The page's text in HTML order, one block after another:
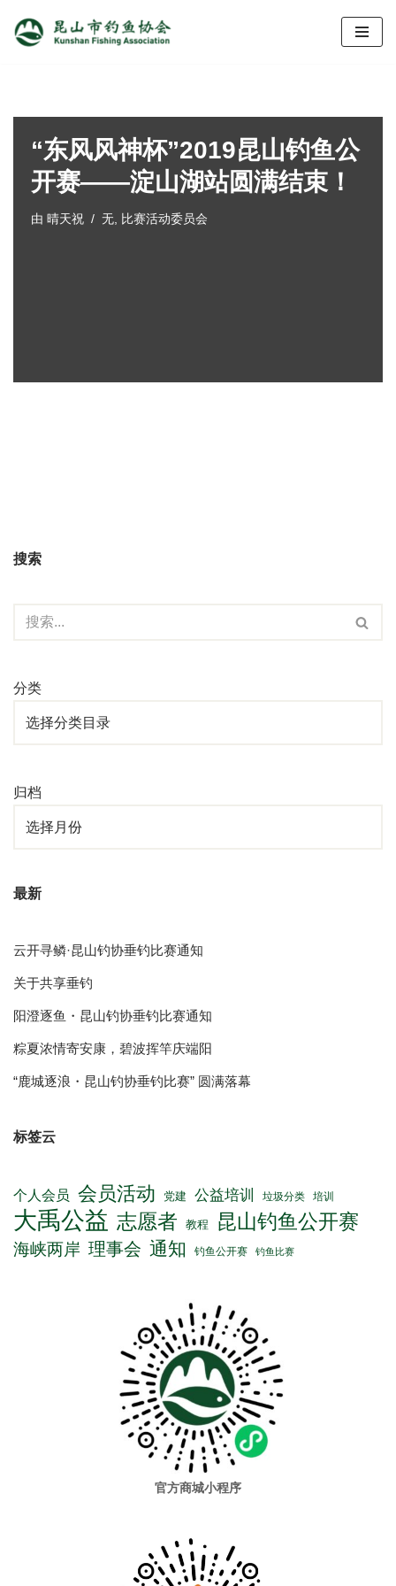
跳
文
“东风风神杯”2019昆山钓鱼公
开赛——淀山湖站圆满结束！
由 晴天祝 无 比赛活动委员会
搜索
分类
归档
最新
云开寻鳞·昆山钓协垂钓比赛通知
关于共享垂钓
阳澄逐鱼・昆山钓协垂钓比赛通知
粽夏浓情寄安康，碧波挥竿庆端阳
“鹿城逐浪・昆山钓协垂钓比赛” 圆满落幕
标签云
个人会员 会员活动 党建 公益培训 垃圾分类 培训
大禹公益 志愿者 教程 昆山钓鱼公开赛
海峡两岸 理事会 通知 钓鱼公开赛 钓鱼比赛
官方商城小程序